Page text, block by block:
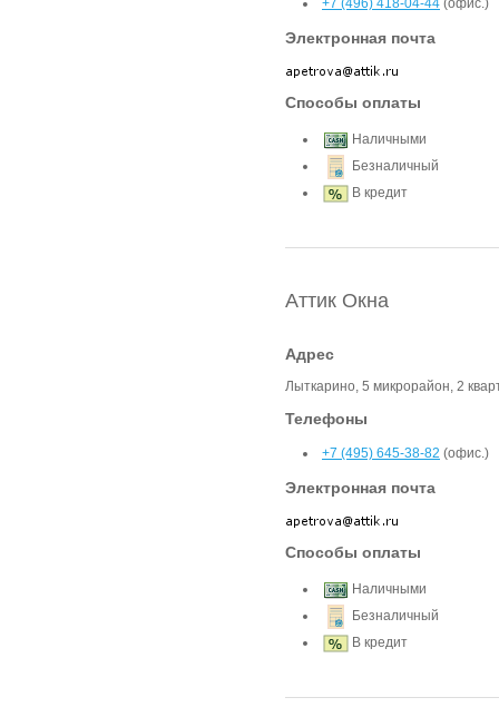
+7 (496) 418-04-44 (офис.)
Электронная почта
Способы оплаты
Наличными
Безналичный
В кредит
Аттик Окна
Адрес
Лыткарино, 5 микрорайон, 2
Телефоны
+7 (495) 645-38-82 (офис.)
Электронная почта
Способы оплаты
Наличными
Безналичный
В кредит